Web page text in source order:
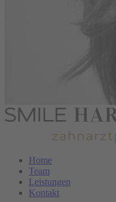
Home
Team
Leistungen
Kontakt